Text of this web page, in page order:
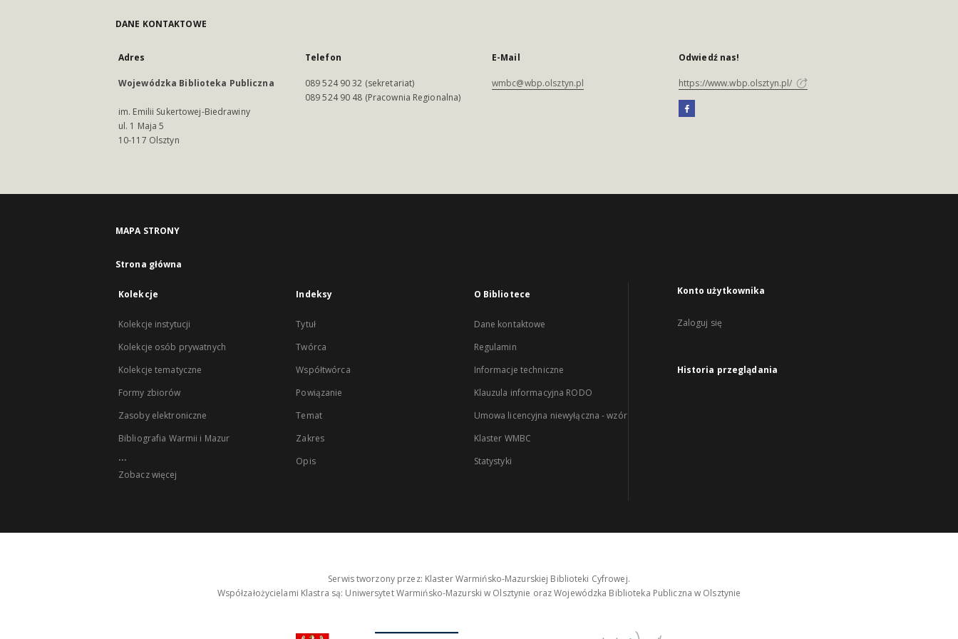
DANE KONTAKTOWE
Adres
Wojewódzka Biblioteka Publiczna
im. Emilii Sukertowej-Biedrawiny
ul. 1 Maja 5
10-117 Olsztyn
Telefon
089 524 90 32 (sekretariat)
089 524 90 48 (Pracownia Regionalna)
E-Mail
wmbc@wbp.olsztyn.pl
Odwiedź nas!
https://www.wbp.olsztyn.pl/
MAPA STRONY
Strona główna
Kolekcje
Kolekcje instytucji
Kolekcje osób prywatnych
Kolekcje tematyczne
Formy zbiorów
Zasoby elektroniczne
Bibliografia Warmii i Mazur
...
Zobacz więcej
Indeksy
Tytuł
Twórca
Współtwórca
Powiązanie
Temat
Zakres
Opis
O Bibliotece
Dane kontaktowe
Regulamin
Informacje techniczne
Klauzula informacyjna RODO
Umowa licencyjna niewyłączna - wzór
Klaster WMBC
Statystyki
Konto użytkownika
Zaloguj się
Historia przeglądania
Serwis tworzony przez: Klaster Warmińsko-Mazurskiej Biblioteki Cyfrowej.
Współzałożycielami Klastra są: Uniwersytet Warmińsko-Mazurski w Olsztynie oraz Wojewódzka Biblioteka Publiczna w Olsztynie